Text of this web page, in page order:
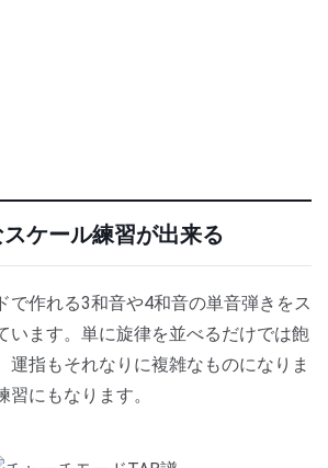
ケール練習が出来る
で作れる3和音や4和音の単音弾きをス
います。単に旋律を並べるだけでは飽
運指もそれなりに複雑なものになりま
にもなります。